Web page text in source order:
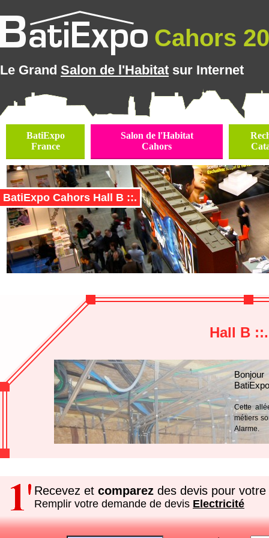
Cahors
Le Grand Salon de l'Habitat sur Internet
BatiExpo
France
Salon de l'Habitat
Cahors
BatiExpo Cahors Hall B ::.
Hall B
Cette
métiers
Alarme.
Recevez et comparez des devis pour votre
Remplir votre demande de devis Electricité